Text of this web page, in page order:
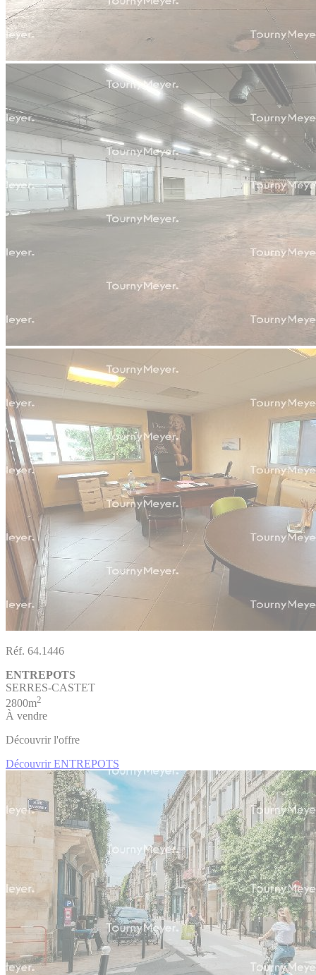
Réf. 64.1446
ENTREPOTS
SERRES-CASTET
2800m2
À vendre
Découvrir l'offre
Découvrir ENTREPOTS